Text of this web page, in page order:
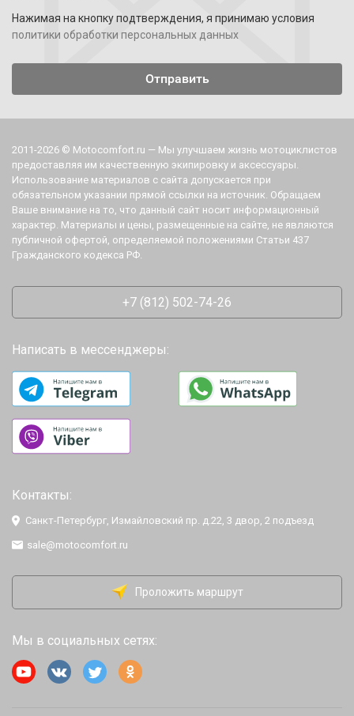
Нажимая на кнопку подтверждения, я принимаю условия
политики обработки персональных данных
2011-2026 © Motocomfort.ru — Мы улучшаем жизнь мотоциклистов
предоставляя им качественную экипировку и аксессуары.
Использование материалов с сайта допускается при
обязательном указании прямой ссылки на источник. Обращаем
Ваше внимание на то, что данный сайт носит информационный
характер. Материалы и цены, размещенные на сайте, не являются
публичной офертой, определяемой положениями Статьи 437
Гражданского кодекса РФ.
+7 (812) 502-74-26
Написать в мессенджеры:
Контакты:
Санкт-Петербург, Измайловский пр. д.22, 3 двор, 2 подъезд
sale@motocomfort.ru
Проложить маршрут
Мы в социальных сетях: